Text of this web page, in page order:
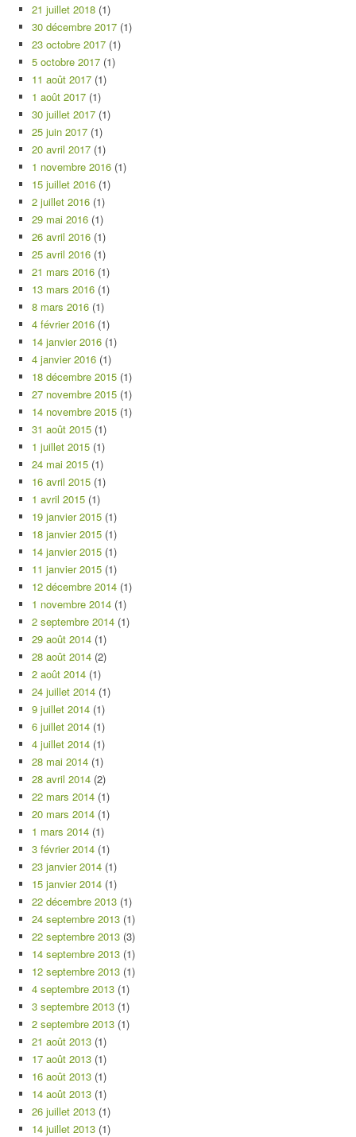
21 juillet 2018 (1)
30 décembre 2017 (1)
23 octobre 2017 (1)
5 octobre 2017 (1)
11 août 2017 (1)
1 août 2017 (1)
30 juillet 2017 (1)
25 juin 2017 (1)
20 avril 2017 (1)
1 novembre 2016 (1)
15 juillet 2016 (1)
2 juillet 2016 (1)
29 mai 2016 (1)
26 avril 2016 (1)
25 avril 2016 (1)
21 mars 2016 (1)
13 mars 2016 (1)
8 mars 2016 (1)
4 février 2016 (1)
14 janvier 2016 (1)
4 janvier 2016 (1)
18 décembre 2015 (1)
27 novembre 2015 (1)
14 novembre 2015 (1)
31 août 2015 (1)
1 juillet 2015 (1)
24 mai 2015 (1)
16 avril 2015 (1)
1 avril 2015 (1)
19 janvier 2015 (1)
18 janvier 2015 (1)
14 janvier 2015 (1)
11 janvier 2015 (1)
12 décembre 2014 (1)
1 novembre 2014 (1)
2 septembre 2014 (1)
29 août 2014 (1)
28 août 2014 (2)
2 août 2014 (1)
24 juillet 2014 (1)
9 juillet 2014 (1)
6 juillet 2014 (1)
4 juillet 2014 (1)
28 mai 2014 (1)
28 avril 2014 (2)
22 mars 2014 (1)
20 mars 2014 (1)
1 mars 2014 (1)
3 février 2014 (1)
23 janvier 2014 (1)
15 janvier 2014 (1)
22 décembre 2013 (1)
24 septembre 2013 (1)
22 septembre 2013 (3)
14 septembre 2013 (1)
12 septembre 2013 (1)
4 septembre 2013 (1)
3 septembre 2013 (1)
2 septembre 2013 (1)
21 août 2013 (1)
17 août 2013 (1)
16 août 2013 (1)
14 août 2013 (1)
26 juillet 2013 (1)
14 juillet 2013 (1)